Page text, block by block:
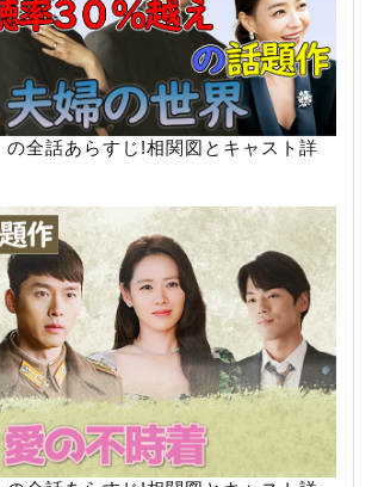
の全話あらすじ!相関図とキャスト詳